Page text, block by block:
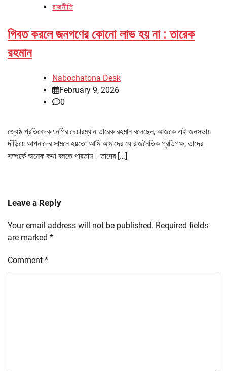
রাজনীতি
গিবত করলে জনগণের কোনো লাভ হয় না : তারেক
রহমান
Nabochatona Desk
February 9, 2026
0
জ্যেষ্ঠ প্রতিবেদকএনপির চেয়ারম্যান তারেক রহমান বলেছেন, আজকে এই জনসভায়
দাঁড়িয়ে আপনাদের সামনে হয়তো আমি আমাদের যে রাজনৈতিক প্রতিপক্ষ, তাদের
সম্পর্কে অনেক কথা বলতে পারতাম। তাদের […]
Leave a Reply
Your email address will not be published. Required fields
are marked *
Comment *